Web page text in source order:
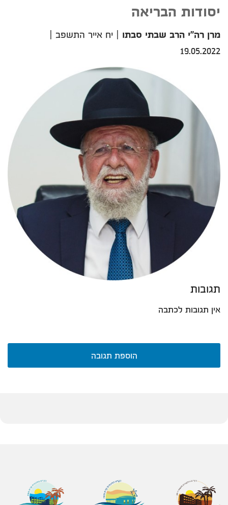
יסודות הבריאה
מרן רה"י הרב שבתי סבתו | יח אייר התשפב |
19.05.2022
תגובות
אין תגובות לכתבה
הוספת תגובה